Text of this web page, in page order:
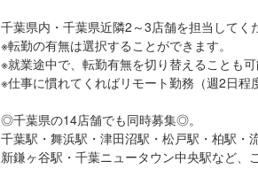
千葉県内・千葉県近隣2～3店舗を担当してく
※転勤の有無は選択することができます。
※就業途中で、転勤有無を切り替えることも可
※仕事に慣れてくればリモート勤務（週2日程
◎千葉県の14店舗でも同時募集◎。
千葉駅・舞浜駅・津田沼駅・松戸駅・柏駅・
新鎌ヶ谷駅・千葉ニュータウン中央駅など、